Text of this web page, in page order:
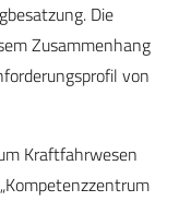
Die
Zusammenhang
von
Kraftfahrwesen